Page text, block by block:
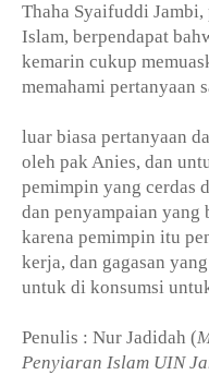
Thaha Syaifuddi
Islam, berpendapat
kemarin cukup
memahami pertanyaan
luar biasa pertanyaan
oleh pak Anies, dan
pemimpin yang cerdas
dan penyampaian yang
karena pemimpin itu
kerja, dan gagasan
untuk di konsumsi
Penulis : Nur Jadidah (
Penyiaran Islam UIN